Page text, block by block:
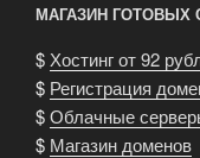
и
МАГАЗИН ГОТОВЫХ
$ Хостинг от 92
$ Регистрация
$Облачные
$ Магазин доменов